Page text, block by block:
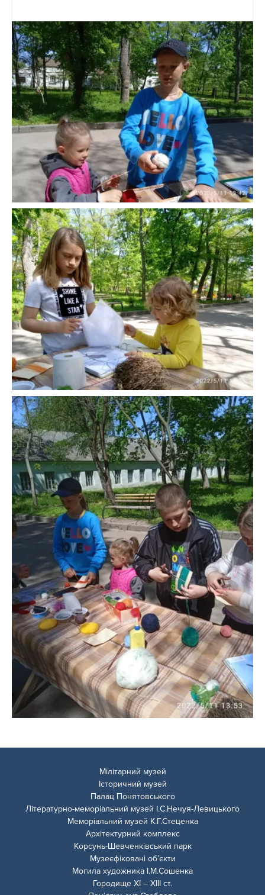
Мілітарний музей
Історичний музей
Палац Понятовського
Літературно-меморіальний музей І.С.Нечуя-Левицького
Меморіальний музей К.Г.Стеценка
Архітектурний комплекс
Корсунь-Шевченківський парк
Музеєфіковані об’єкти
Могила художника І.М.Сошенка
Городище ХІ – ХІІІ ст.